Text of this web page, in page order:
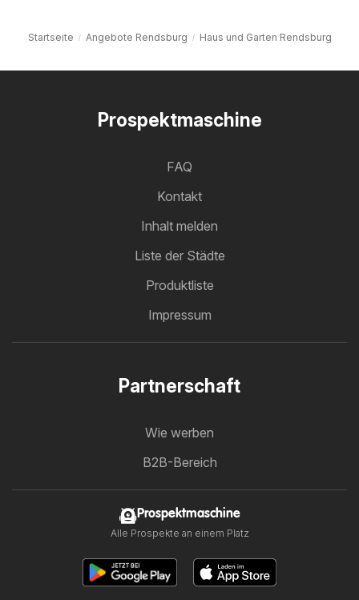
Startseite Angebote Rendsburg Haus und Garten Rendsburg
Prospektmaschine
FAQ
Kontakt
Inhalt melden
Liste der Städte
Produktliste
Impressum
Partnerschaft
Wie werben
B2B-Bereich
Prospektmaschine
Alle Prospekte an einem Platz